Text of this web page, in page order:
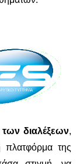
διαλέξεων,
πλατφόρμα της